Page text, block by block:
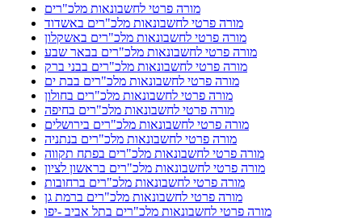
מורה פרטי לחשבונאות מלכ"רים
מורה פרטי לחשבונאות מלכ"רים באשדוד
מורה פרטי לחשבונאות מלכ"רים באשקלון
מורה פרטי לחשבונאות מלכ"רים בבאר שבע
מורה פרטי לחשבונאות מלכ"רים בבני ברק
מורה פרטי לחשבונאות מלכ"רים בבת ים
מורה פרטי לחשבונאות מלכ"רים בחולון
מורה פרטי לחשבונאות מלכ"רים בחיפה
מורה פרטי לחשבונאות מלכ"רים בירושלים
מורה פרטי לחשבונאות מלכ"רים בנתניה
מורה פרטי לחשבונאות מלכ"רים בפתח תקווה
מורה פרטי לחשבונאות מלכ"רים בראשון לציון
מורה פרטי לחשבונאות מלכ"רים ברחובות
מורה פרטי לחשבונאות מלכ"רים ברמת גן
מורה פרטי לחשבונאות מלכ"רים בתל אביב -יפו